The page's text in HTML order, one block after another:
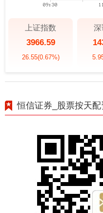
上证指数
3966.59
26.55(0.67%)
深
恒信证券_股票按天